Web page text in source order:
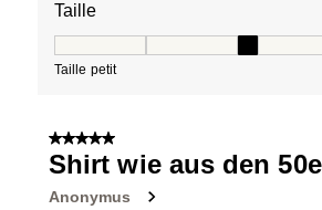
Taille
Taille petit
5 sur 5 étoiles.
Shirt wie aus den
Anonymus